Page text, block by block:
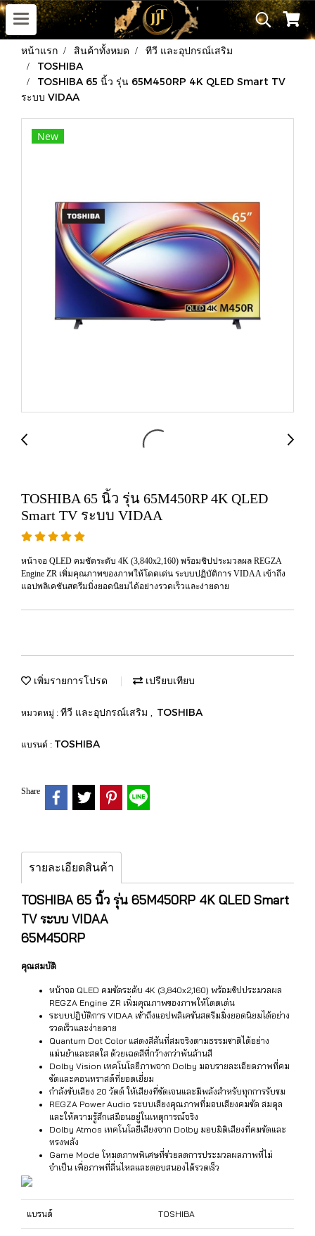
หน้าแรก สินค้าทั้งหมด
ทีวี และอุปกรณ์เสริม
TOSHIBA
TOSHIBA 65 นิ้ว รุ่น 65M450RP 4K QLED Smart TV
ระบบ VIDAA
New
TOSHIBA 65 นิ้ว รุ่น 65M450RP 4K QLED
Smart TV ระบบ VIDAA
หน้าจอ QLED คมชัดระดับ 4K (3,840x2,160) พร้อมชิปประมวลผล REGZA
Engine ZR เพิ่มคุณภาพของภาพให้โดดเด่น ระบบปฏิบัติการ VIDAA เข้าถึง
แอปพลิเคชันสตรีมมิ่งยอดนิยมได้อย่างรวดเร็วและง่ายดาย
เพิ่มรายการโปรด เปรียบเทียบ
หมวดหมู่ : ทีวี และอุปกรณ์เสริม , TOSHIBA
แบรนด์ : TOSHIBA
Share
รายละเอียดสินค้า
TOSHIBA 65 นิ้ว รุ่น 65M450RP 4K QLED Smart
TV ระบบ VIDAA
65M450RP
คุณสมบัติ
หน้าจอ QLED คมชัดระดับ 4K (3,840x2,160) พร้อมชิปประมวลผล
REGZA Engine ZR เพิ่มคุณภาพของภาพให้โดดเด่น
ระบบปฏิบัติการ VIDAA เข้าถึงแอปพลิเคชันสตรีมมิ่งยอดนิยมได้อย่าง
รวดเร็วและง่ายดาย
Quantum Dot Color แสดงสีสันที่สมจริงตามธรรมชาติได้อย่าง
แม่นยำและสดใส ด้วยเฉดสีที่กว้างกว่าพันล้านสี
Dolby Vision เทคโนโลยีภาพจาก Dolby มอบรายละเอียดภาพที่คม
ชัดและคอนทราสต์ที่ยอดเยี่ยม
กำลังขับเสียง 20 วัตต์ ให้เสียงที่ชัดเจนและมีพลังสำหรับทุกการรับชม
REGZA Power Audio ระบบเสียงคุณภาพที่มอบเสียงคมชัด สมดุล
และให้ความรู้สึกเสมือนอยู่ในเหตุการณ์จริง
Dolby Atmos เทคโนโลยีเสียงจาก Dolby มอบมิติเสียงที่คมชัดและ
ทรงพลัง
Game Mode โหมดภาพพิเศษที่ช่วยลดการประมวลผลภาพที่ไม่
จำเป็น เพื่อภาพที่ลื่นไหลและตอบสนองได้รวดเร็ว
แบรนด์ TOSHIBA